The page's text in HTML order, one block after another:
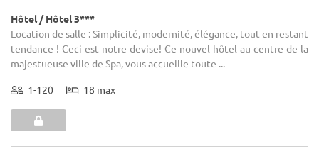
Hôtel / Hôtel 3***
Location de salle : Simplicité, modernité, élégance, tout en restant
tendance ! Ceci est notre devise! Ce nouvel hôtel au centre de la
majestueuse ville de Spa, vous accueille toute ...
1-120 18 max